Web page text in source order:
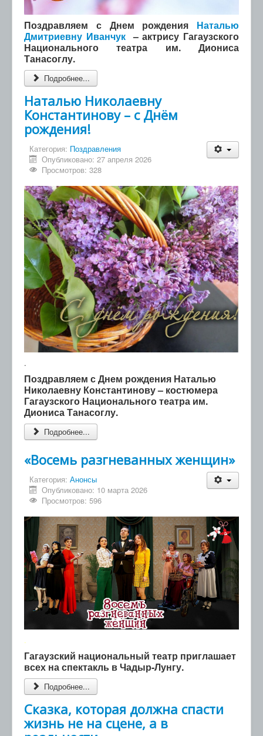
Поздравляем с Днем рождения Наталью
Дмитриевну Иванчук– актрису Гагаузского
Национального театра им. Диониса
Танасоглу.
Подробнее...
Наталью Николаевну
Константинову – с Днём
рождения!
Категория: Поздравления
Опубликовано: 27 апреля 2026
Просмотров: 328
.
Поздравляем с Днем рождения Наталью
Николаевну Константинову – костюмера
Гагаузского Национального театра им.
Диониса Танасоглу.
Подробнее...
«Восемь разгневанных женщин»
Категория: Анонсы
Опубликовано: 10 марта 2026
Просмотров: 596
.
Гагаузский национальный театр приглашает
всех на спектакль в Чадыр-Лунгу.
Подробнее...
Сказка, которая должна спасти
жизнь не на сцене, а в